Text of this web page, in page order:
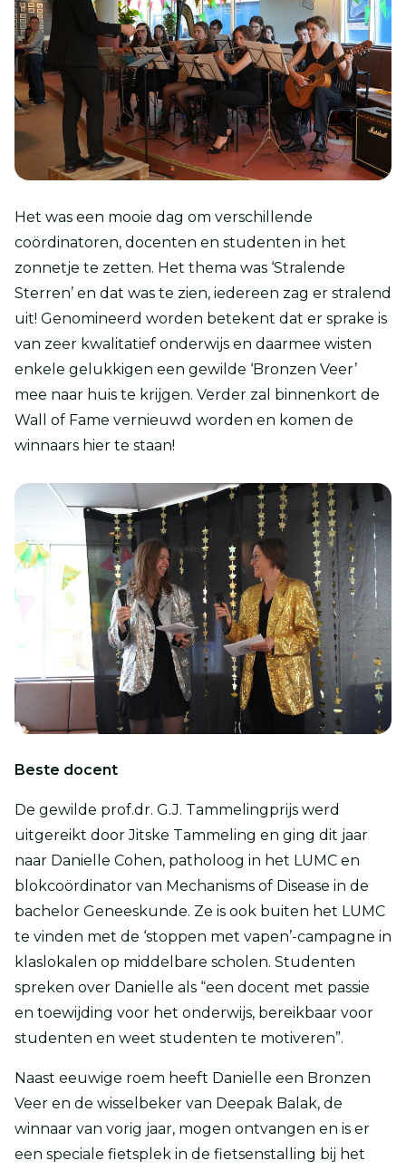
Het was een mooie dag om verschillende
coördinatoren, docenten en studenten in het
zonnetje te zetten. Het thema was ‘Stralende
Sterren’ en dat was te zien, iedereen zag er stralend
uit! Genomineerd worden betekent dat er sprake is
van zeer kwalitatief onderwijs en daarmee wisten
enkele gelukkigen een gewilde ‘Bronzen Veer’
mee naar huis te krijgen. Verder zal binnenkort de
Wall of Fame vernieuwd worden en komen de
winnaars hier te staan!
Beste docent
De gewilde prof.dr. G.J. Tammelingprijs werd
uitgereikt door Jitske Tammeling en ging dit jaar
naar Danielle Cohen, patholoog in het LUMC en
blokcoördinator van Mechanisms of Disease in de
bachelor Geneeskunde. Ze is ook buiten het LUMC
te vinden met de ‘stoppen met vapen’-campagne in
klaslokalen op middelbare scholen. Studenten
spreken over Danielle als “een docent met passie
en toewijding voor het onderwijs, bereikbaar voor
studenten en weet studenten te motiveren”.
Naast eeuwige roem heeft Danielle een Bronzen
Veer en de wisselbeker van Deepak Balak, de
winnaar van vorig jaar, mogen ontvangen en is er
een speciale fietsplek in de fietsenstalling bij het